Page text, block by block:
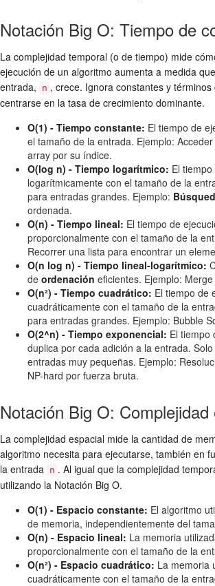
Notación Big O: Tiempo de
La complejidad temporal (o de tiempo) mide
ejecución de un algoritmo aumenta a medida
entrada,
n , crece. Ignora constantes y
centrarse en la tasa de crecimiento dominante.
O(1) - Tiempo constante: El tiempo de
el tamaño de la entrada. Ejemplo:
array por su índice.
O(log n) - Tiempo logarítmico: El
logarítmicamente con el tamaño de la
para entradas grandes. Ejemplo:
ordenada.
O(n) - Tiempo lineal: El tiempo de
proporcionalmente con el tamaño de la
Recorrer una lista para encontrar un
O(n log n) - Tiempo lineal-logarítmico:
de ordenación eficientes. Ejemplo:
O(n²) - Tiempo cuadrático: El tiempo de
cuadráticamente con el tamaño de la
para entradas grandes. Ejemplo: Bubble
O(2^n) - Tiempo exponencial: El tiempo
duplica por cada adición a la entrada.
entradas muy pequeñas. Ejemplo:
NP-hard por fuerza bruta.
Notación Big O: Complejidad
La complejidad espacial mide la cantidad de
algoritmo necesita para ejecutarse, también en
la entrada
n . Al igual que la complejidad
utilizando la Notación Big O.
O(1) - Espacio constante: El algoritmo
de memoria, independientemente del
O(n) - Espacio lineal: La memoria
proporcionalmente con el tamaño de la
O(n²) - Espacio cuadrático: La memoria
cuadráticamente con el tamaño de la